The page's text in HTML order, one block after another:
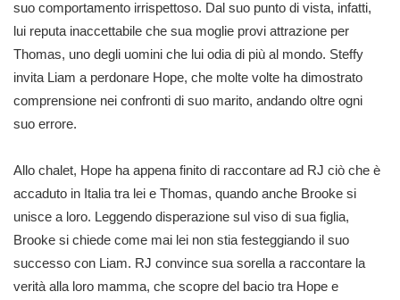
suo comportamento irrispettoso. Dal suo punto di vista, infatti,
lui reputa inaccettabile che sua moglie provi attrazione per
Thomas, uno degli uomini che lui odia di più al mondo. Steffy
invita Liam a perdonare Hope, che molte volte ha dimostrato
comprensione nei confronti di suo marito, andando oltre ogni
suo errore.
Allo chalet, Hope ha appena finito di raccontare ad RJ ciò che è
accaduto in Italia tra lei e Thomas, quando anche Brooke si
unisce a loro. Leggendo disperazione sul viso di sua figlia,
Brooke si chiede come mai lei non stia festeggiando il suo
successo con Liam. RJ convince sua sorella a raccontare la
verità alla loro mamma, che scopre del bacio tra Hope e